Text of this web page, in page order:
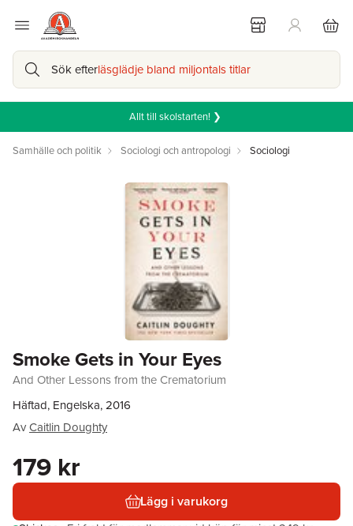
Sök efterläsglädje bland miljontals titlar
Allt till skolstarten! ❯
Samhälle och politik Sociologi och antropologi Sociologi
Smoke Gets in Your Eyes
And Other Lessons from the Crematorium
Häftad, Engelska, 2016
AvCaitlin Doughty
179 kr
Lägg i varukorg